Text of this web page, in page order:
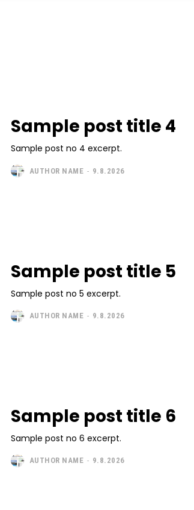
Sample post title 4
Sample post no 4 excerpt.
AUTHOR NAME - 9.8.2026
Sample post title 5
Sample post no 5 excerpt.
AUTHOR NAME - 9.8.2026
Sample post title 6
Sample post no 6 excerpt.
AUTHOR NAME - 9.8.2026